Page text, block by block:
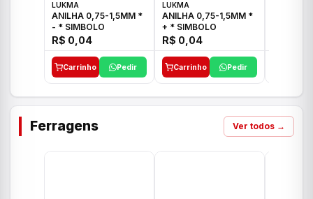
LUKMA
ANILHA 0,75-1,5MM *
- * SIMBOLO
R$ 0,04
Carrinho Pedir
LUKMA
ANILHA 0,75-1,5MM *
+ * SIMBOLO
R$ 0,04
Carrinho Pedir
Ferragens Ver todos →